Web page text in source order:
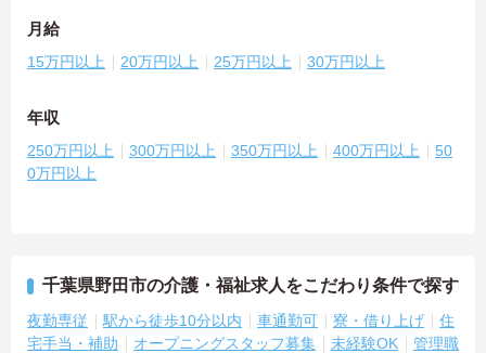
月給
15万円以上 20万円以上 25万円以上 30万円以上
年収
250万円以上 300万円以上 350万円以上 400万円以上
50
0万円以上
千葉県野田市の介護・福祉求人をこだわり条件で探す
夜勤専従 駅から徒歩10分以内 車通勤可 寮・借り上げ
住
宅手当・補助
オープニングスタッフ募集 未経験OK
管理職